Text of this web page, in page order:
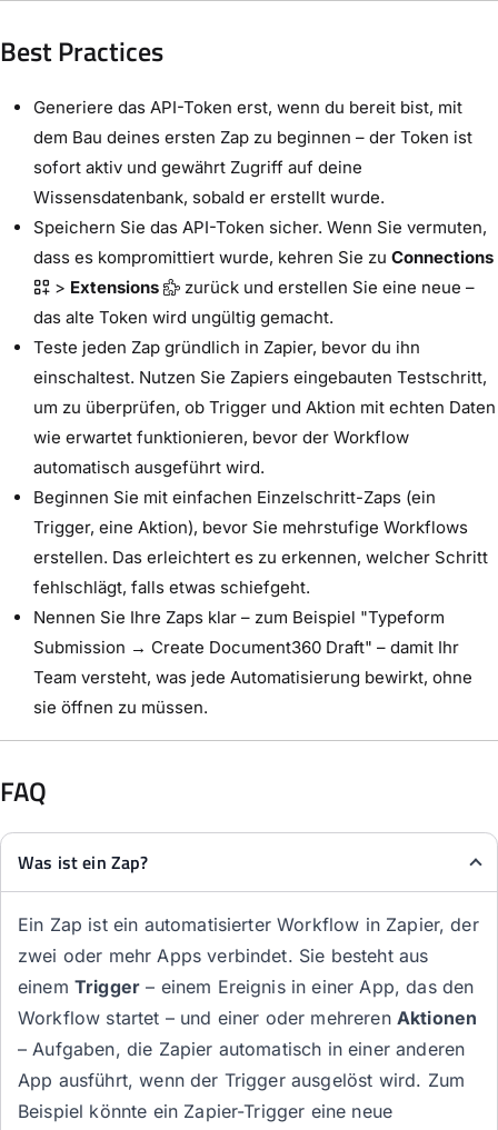
Best Practices
Generiere das API-Token erst, wenn du bereit bist, mit
dem Bau deines ersten Zap zu beginnen – der Token ist
sofort aktiv und gewährt Zugriff auf deine
Wissensdatenbank, sobald er erstellt wurde.
Speichern Sie das API-Token sicher. Wenn Sie vermuten,
dass es kompromittiert wurde, kehren Sie zu Connections
> Extensions
zurück und erstellen Sie eine neue –
das alte Token wird ungültig gemacht.
Teste jeden Zap gründlich in Zapier, bevor du ihn
einschaltest. Nutzen Sie Zapiers eingebauten Testschritt,
um zu überprüfen, ob Trigger und Aktion mit echten Daten
wie erwartet funktionieren, bevor der Workflow
automatisch ausgeführt wird.
Beginnen Sie mit einfachen Einzelschritt-Zaps (ein
Trigger, eine Aktion), bevor Sie mehrstufige Workflows
erstellen. Das erleichtert es zu erkennen, welcher Schritt
fehlschlägt, falls etwas schiefgeht.
Nennen Sie Ihre Zaps klar – zum Beispiel "Typeform
Submission → Create Document360 Draft" – damit Ihr
Team versteht, was jede Automatisierung bewirkt, ohne
sie öffnen zu müssen.
FAQ
Was ist ein Zap?
Ein Zap ist ein automatisierter Workflow in Zapier, der
zwei oder mehr Apps verbindet. Sie besteht aus
einem Trigger – einem Ereignis in einer App, das den
Workflow startet – und einer oder mehreren Aktionen
– Aufgaben, die Zapier automatisch in einer anderen
App ausführt, wenn der Trigger ausgelöst wird. Zum
Beispiel könnte ein Zapier-Trigger eine neue